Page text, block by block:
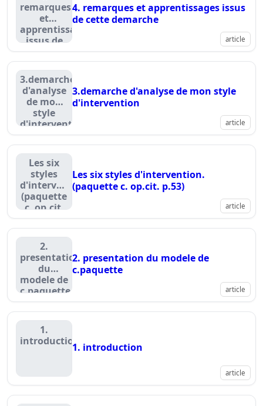
remarques
et
apprentissages
issus de
cette
demarche
4. remarques et apprentissages issus
de cette demarche
article
3.demarche
d'analyse
de mon
style
d'intervention
3.demarche d'analyse de mon style
d'intervention
article
Les six
styles
d'intervention.
(paquette
c. op.cit.
p.53)
Les six styles d'intervention.
(paquette c. op.cit. p.53)
article
2.
presentation
du
modele de
c.paquette
2. presentation du modele de
c.paquette
article
1.
introduction1. introduction
article